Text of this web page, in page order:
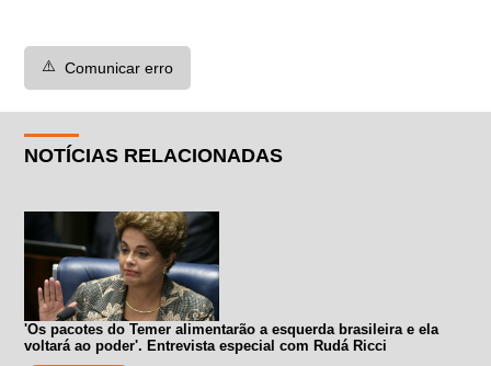
⚠️ Comunicar erro
NOTÍCIAS RELACIONADAS
'Os pacotes do Temer alimentarão a esquerda brasileira e ela
voltará ao poder'. Entrevista especial com Rudá Ricci